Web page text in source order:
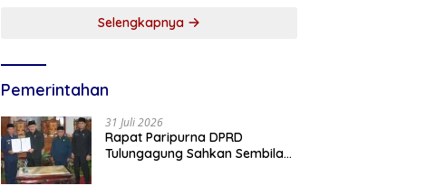
Selengkapnya
Pemerintahan
31 Juli 2026
Rapat Paripurna DPRD
Tulungagung Sahkan Sembilan